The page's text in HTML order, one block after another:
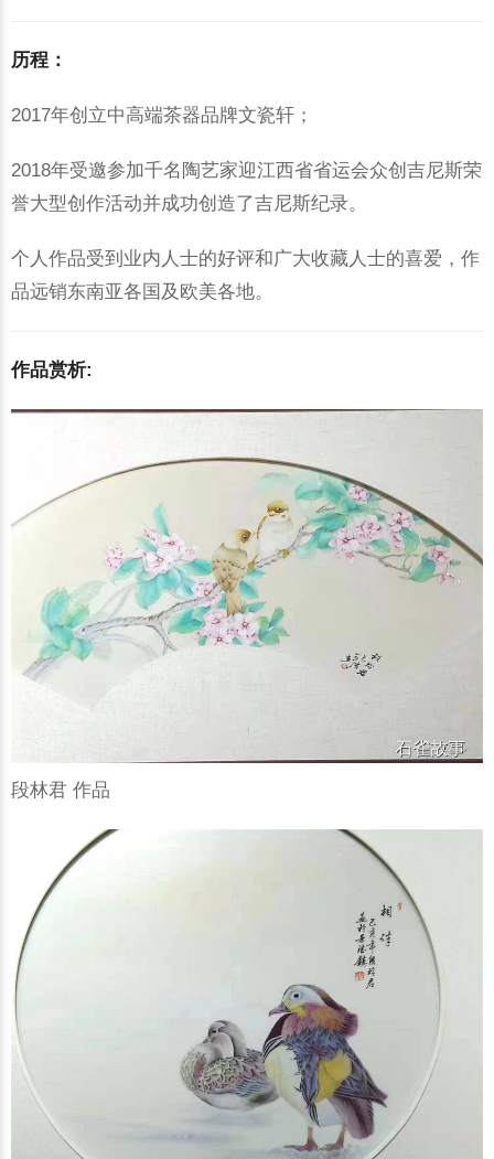
历程：
2017年创立中高端茶器品牌文瓷轩；
2018年受邀参加千名陶艺家迎江西省省运会众创吉尼斯荣
誉大型创作活动并成功创造了吉尼斯纪录。
个人作品受到业内人士的好评和广大收藏人士的喜爱，作
品远销东南亚各国及欧美各地。
作品赏析:
段林君 作品